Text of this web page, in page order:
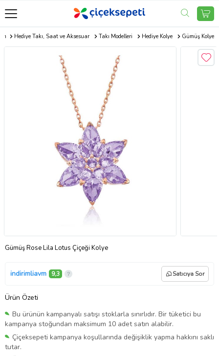
Hediye Takı, Saat ve Aksesuar Takı Modelleri Hediye Kolye Gümüş Kolye
Gümüş Rose Lila Lotus Çiçeği Kolye
indirimliavm 9,3 Satıcıya Sor
Ürün Özeti
Bu ürünün kampanyalı satışı stoklarla sınırlıdır. Bir tüketici bu
kampanya stoğundan maksimum 10 adet satın alabilir.
Çiçeksepeti kampanya koşullarında değişiklik yapma hakkını saklı
tutar.